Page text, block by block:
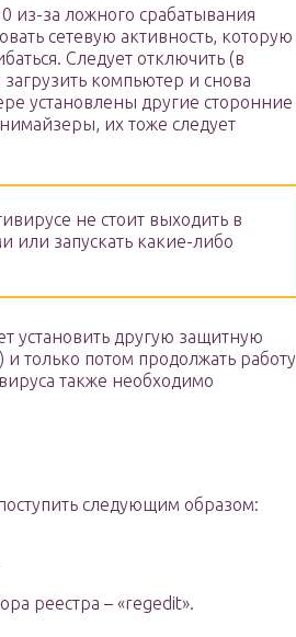
из-за ложного срабатывания
сетевую активность, которую
Следует отключить (в
компьютер и снова
установлены другие сторонние
их тоже следует
не стоит выходить в
или запускать какие-либо
установить другую защитную
только потом продолжать работу
также необходимо
следующим образом:
реестра – «regedit».